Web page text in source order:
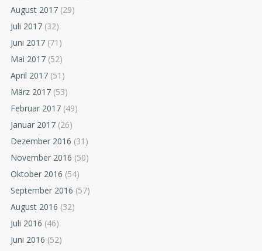
August 2017 (29)
Juli 2017 (32)
Juni 2017 (71)
Mai 2017 (52)
April 2017 (51)
März 2017 (53)
Februar 2017 (49)
Januar 2017 (26)
Dezember 2016 (31)
November 2016 (50)
Oktober 2016 (54)
September 2016 (57)
August 2016 (32)
Juli 2016 (46)
Juni 2016 (52)